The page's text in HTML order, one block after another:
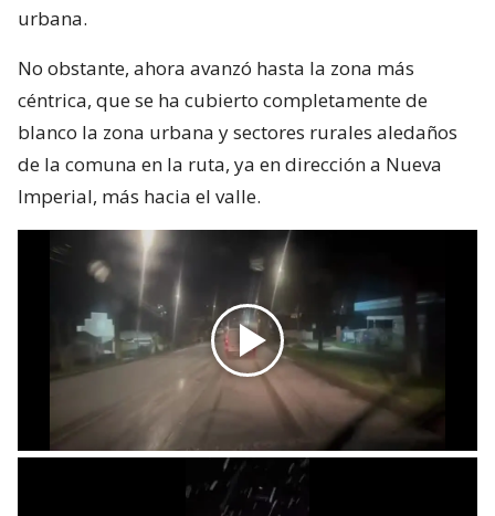
urbana.
No obstante, ahora avanzó hasta la zona más
céntrica, que se ha cubierto completamente de
blanco la zona urbana y sectores rurales aledaños
de la comuna en la ruta, ya en dirección a Nueva
Imperial, más hacia el valle.